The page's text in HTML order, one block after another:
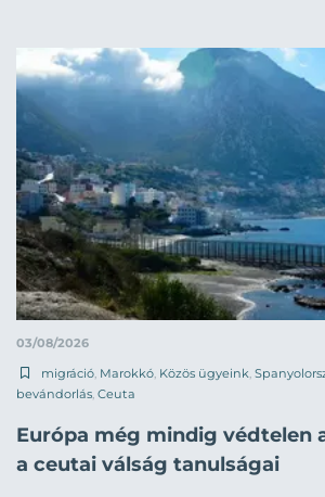
03/08/2026
migráció Marokkó Közös ügyeink
bevándorlás Ceuta
Európa még mindig védtelen
a ceutai válság tanulságai